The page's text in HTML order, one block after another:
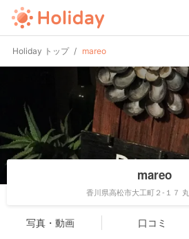
Holiday トップ mareo
mareo
香川県高松市大工町２-１７
写真・動画 口コミ